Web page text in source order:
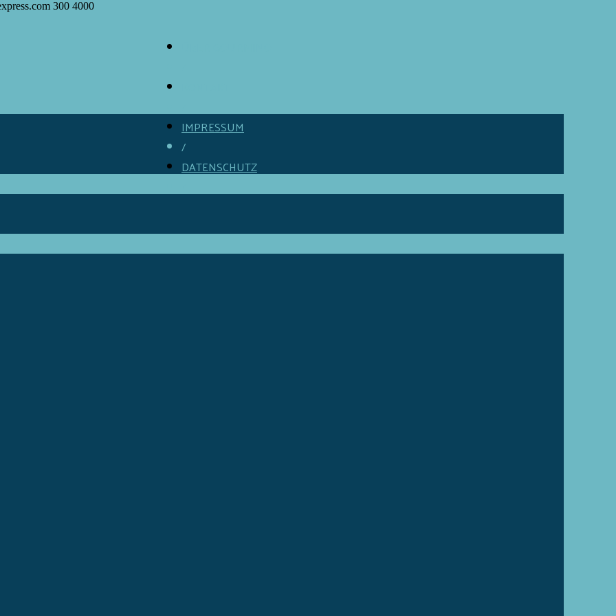
300 4000
IMPRESSUM
/
DATENSCHUTZ